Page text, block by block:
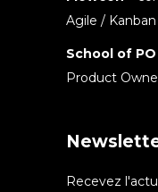
Agile / Kanban
School of PO
Product
Recevez